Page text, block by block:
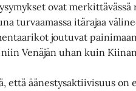
ovat merkittävässä
turvaamassa itärajaa
joutuvat
Venäjän uhan kuin
että äänestysaktiivisuus on